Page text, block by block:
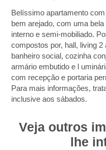
Belíssimo apartamento
bem arejado, com uma
interno e semi-mobiliado.
compostos por, hall, living
banheiro social, cozinha
armário embutido e l
com recepção e portaria
Para mais informações,
inclusive aos sábados.
Veja outros
lhe